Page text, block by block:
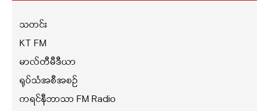
သတင်း
KT FM
မာလ်တီမီဒီယာ
ရုပ်သံအစီအစဉ်
ကရင်နီဘာသာ FM Radio